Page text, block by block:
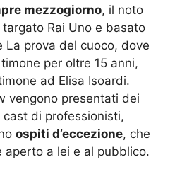
mezzogiorno, il noto
Rai Uno e basato
prova del cuoco, dove
per oltre 15 anni,
ad Elisa Isoardi.
vengono presentati dei
di professionisti,
ospiti d’eccezione, che
aperto a lei e al pubblico.